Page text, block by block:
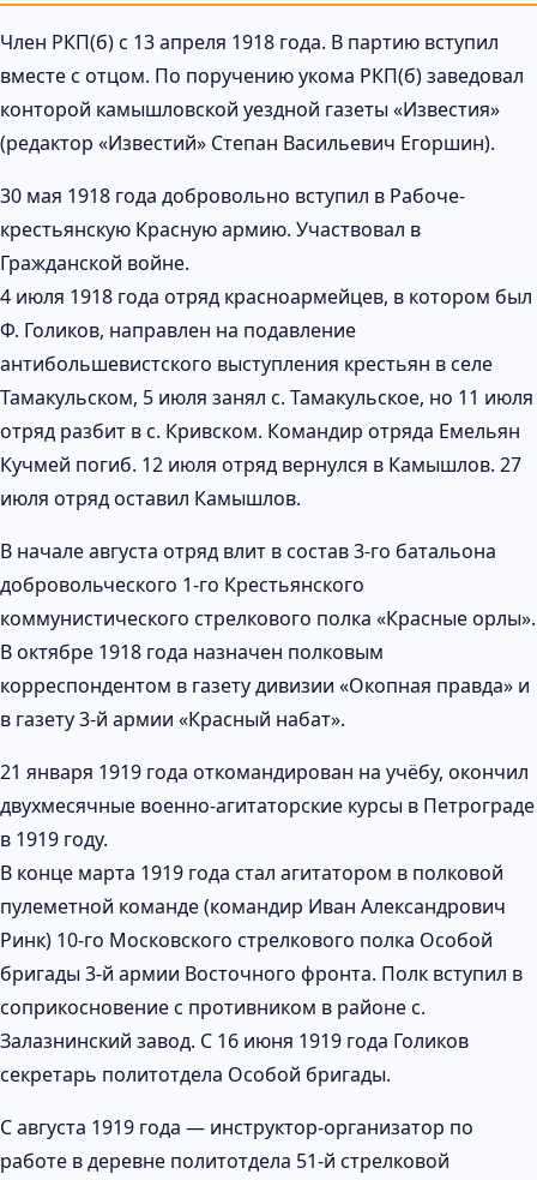
Член РКП(б) с 13 апреля 1918 года. В партию вступил
вместе с отцом. По поручению укома РКП(б) заведовал
конторой камышловской уездной газеты «Известия»
(редактор «Известий» Степан Васильевич Егоршин).
30 мая 1918 года добровольно вступил в Рабоче-
крестьянскую Красную армию. Участвовал в
Гражданской войне.
4 июля 1918 года отряд красноармейцев, в котором был
Ф. Голиков, направлен на подавление
антибольшевистского выступления крестьян в селе
Тамакульском, 5 июля занял с. Тамакульское, но 11 июля
отряд разбит в с. Кривском. Командир отряда Емельян
Кучмей погиб. 12 июля отряд вернулся в Камышлов. 27
июля отряд оставил Камышлов.
В начале августа отряд влит в состав 3-го батальона
добровольческого 1-го Крестьянского
коммунистического стрелкового полка «Красные орлы».
В октябре 1918 года назначен полковым
корреспондентом в газету дивизии «Окопная правда» и
в газету 3-й армии «Красный набат».
21 января 1919 года откомандирован на учёбу, окончил
двухмесячные военно-агитаторские курсы в Петрограде
в 1919 году.
В конце марта 1919 года стал агитатором в полковой
пулеметной команде (командир Иван Александрович
Ринк) 10-го Московского стрелкового полка Особой
бригады 3-й армии Восточного фронта. Полк вступил в
соприкосновение с противником в районе с.
Залазнинский завод. С 16 июня 1919 года Голиков
секретарь политотдела Особой бригады.
С августа 1919 года — инструктор-организатор по
работе в деревне политотдела 51-й стрелковой